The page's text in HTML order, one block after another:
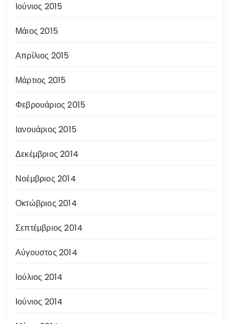
Ιούνιος 2015
Μάιος 2015
Απρίλιος 2015
Μάρτιος 2015
Φεβρουάριος 2015
Ιανουάριος 2015
Δεκέμβριος 2014
Νοέμβριος 2014
Οκτώβριος 2014
Σεπτέμβριος 2014
Αύγουστος 2014
Ιούλιος 2014
Ιούνιος 2014